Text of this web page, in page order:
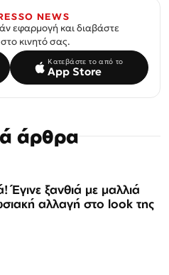
NEWS
εφαρμογή και διαβάστε
κινητό σας.
Κατεβάστε το από το
App Store
άρθρα
Έγινε ξανθιά με μαλλιά
αλλαγή στο look της